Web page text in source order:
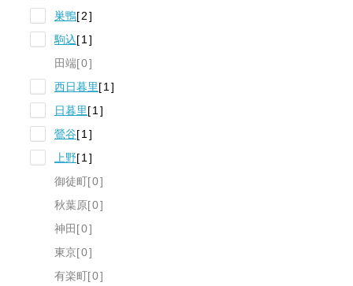
巣鴨 2
駒込 1
田端 0
西日暮里 1
日暮里 1
鶯谷 1
上野 1
御徒町 0
秋葉原 0
神田 0
東京 0
有楽町 0